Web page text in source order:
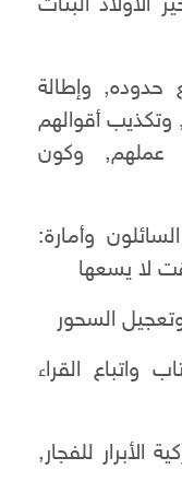
البنات
وإطالة
أقوالهم
عملهم, وكون
وأمارة:
لا يسعها
السحور
واتباع القراء
الأبرار للفجار,